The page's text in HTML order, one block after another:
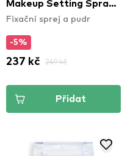
Makeup Setting Spray
– Dewy Finish (MSS02)
Fixační sprej a pudr
-5%
237 kč 249 kč
Přidat